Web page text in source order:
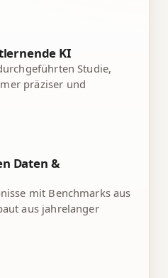
KI
Studie,
präziser und
Daten &
mit Benchmarks aus
aus jahrelanger